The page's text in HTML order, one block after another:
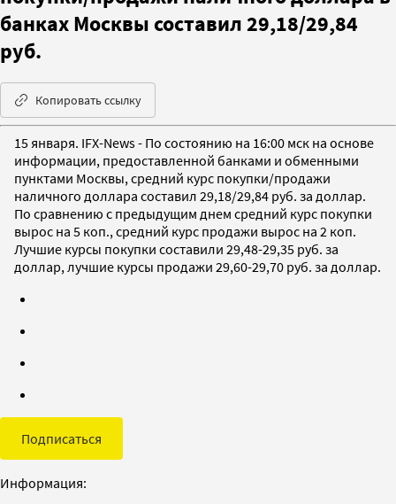
банках Москвы составил 29,18/29,84
руб.
Копировать ссылку
15 января. IFX-News - По состоянию на 16:00 мск на основе
информации, предоставленной банками и обменными
пунктами Москвы, средний курс покупки/продажи
наличного доллара составил 29,18/29,84 руб. за доллар.
По сравнению с предыдущим днем средний курс покупки
вырос на 5 коп., средний курс продажи вырос на 2 коп.
Лучшие курсы покупки составили 29,48-29,35 руб. за
доллар, лучшие курсы продажи 29,60-29,70 руб. за доллар.
Подписаться
Информация: